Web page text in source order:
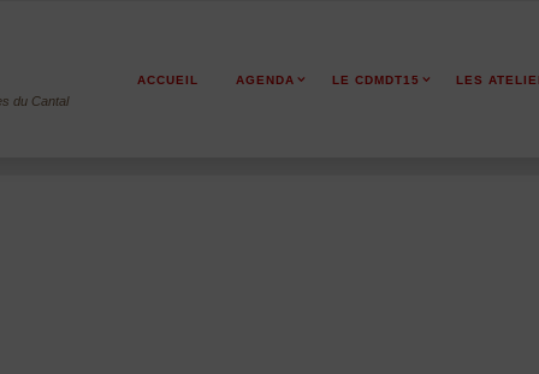
du Cantal
ACCUEIL AGENDA LE CDMDT15 LES